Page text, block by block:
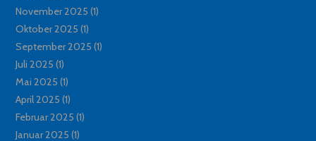
November 2025 (1)
Oktober 2025 (1)
September 2025 (1)
Juli 2025 (1)
Mai 2025 (1)
April 2025 (1)
Februar 2025 (1)
Januar 2025 (1)